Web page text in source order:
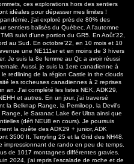
ces explorations hors des sentiers
idéales pour dépasser mes limites !
j'ai exploré près de 80% des
sentiers balisés du Québec. A l'automne
suivi d'une portion du GR5. En Août'22,
au Sud. En octobre'22, en 10 mois et 10
une NE111er et en moins de 3 hivers
Je suis la 8e femme au Qc a avoir réussi
Aussi, je suis la 1ere canadienne à
le redlining de la région Castle in the clouds
les rocheuses canadiennes à 2 reprises
an. J'ai complété les listes NEK, ADK29,
et autres. En un jour, j'ai traversé
la Belknap Range, la Pemiloop, la Devil's
le Saranac Lake 6er Ultra ainsi que
(défi NEU8 en cours). Je poursuis
la quête des ADK29 + junior, ADK
3500 ft, Terryfing 25 et la Grid des NH48.
impressionnant de rando en peu de temps.
de 1017 montagnes différentes gravies.
2024, j'ai repris l'escalade de roche et de